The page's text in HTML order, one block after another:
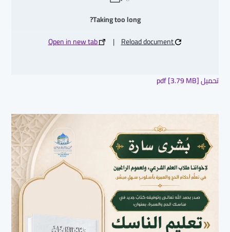
Taking too long?
Reload document
|
Open in new tab
تحميل pdf [3.79 MB]